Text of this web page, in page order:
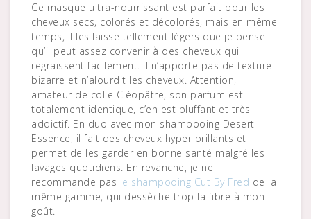
Ce masque ultra-nourrissant est parfait pour les
cheveux secs, colorés et décolorés, mais en même
temps, il les laisse tellement légers que je pense
qu’il peut assez convenir à des cheveux qui
regraissent facilement. Il n’apporte pas de texture
bizarre et n’alourdit les cheveux. Attention,
amateur de colle Cléopâtre, son parfum est
totalement identique, c’en est bluffant et très
addictif. En duo avec mon shampooing Desert
Essence, il fait des cheveux hyper brillants et
permet de les garder en bonne santé malgré les
lavages quotidiens. En revanche, je ne
recommande pas le shampooing Cut By Fred de la
même gamme, qui dessèche trop la fibre à mon
goût.